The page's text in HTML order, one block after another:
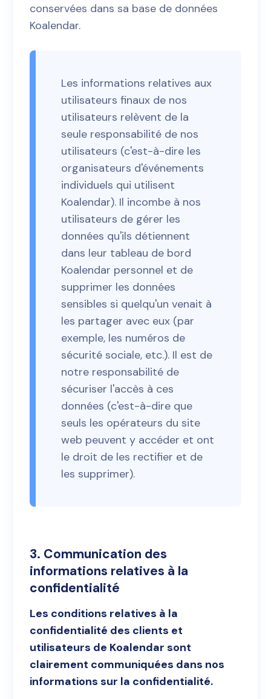
conservées dans sa base de données
Koalendar.
Les informations relatives aux
utilisateurs finaux de nos
utilisateurs relèvent de la
seule responsabilité de nos
utilisateurs (c'est-à-dire les
organisateurs d'événements
individuels qui utilisent
Koalendar). Il incombe à nos
utilisateurs de gérer les
données qu'ils détiennent
dans leur tableau de bord
Koalendar personnel et de
supprimer les données
sensibles si quelqu'un venait à
les partager avec eux (par
exemple, les numéros de
sécurité sociale, etc.). Il est de
notre responsabilité de
sécuriser l'accès à ces
données (c'est-à-dire que
seuls les opérateurs du site
web peuvent y accéder et ont
le droit de les rectifier et de
les supprimer).
3. Communication des
informations relatives à la
confidentialité
Les conditions relatives à la
confidentialité des clients et
utilisateurs de Koalendar sont
clairement communiquées dans nos
informations sur la confidentialité.